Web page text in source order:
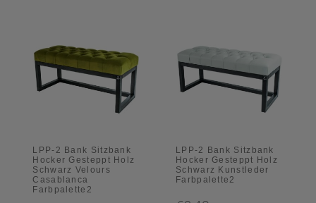
LPP-2 Bank Sitzbank
Hocker Gesteppt Holz
Schwarz Velours
Casablanca
Farbpalette2
LPP-2 Bank Sitzbank
Hocker Gesteppt Holz
Schwarz Kunstleder
Farbpalette2